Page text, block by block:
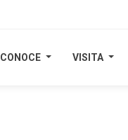
CONOCE VISITA
CONOCE VISITA